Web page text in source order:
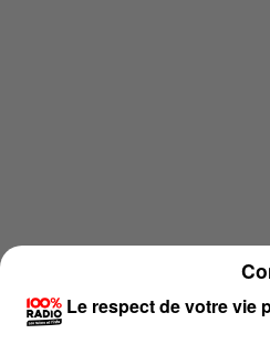
Le respect de votre vie